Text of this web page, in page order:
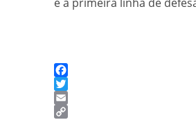
Facebook
Twitter
Email